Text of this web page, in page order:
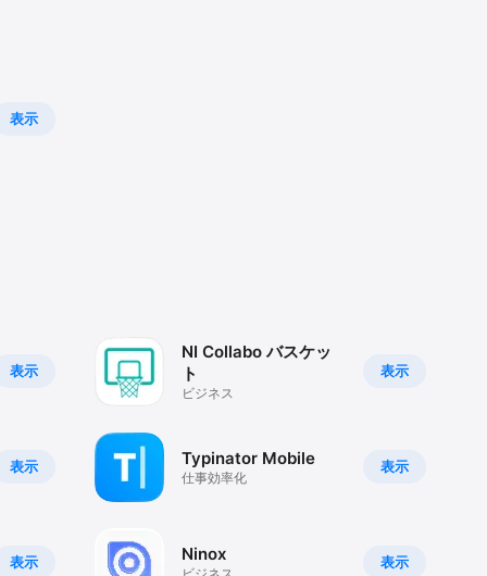
表示
表示
表示
表示
表示
NI Collabo バスケッ
ト
ビジネス
表示
Typinator Mobile
仕事効率化
表示
Ninox